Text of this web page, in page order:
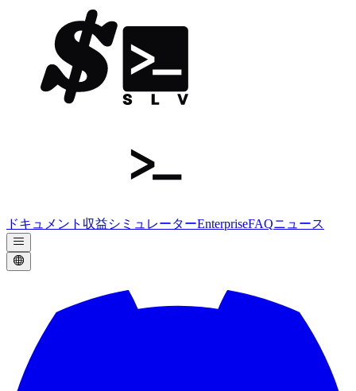
ドキュメント 収益シミュレーターEnterpriseFAQニュース